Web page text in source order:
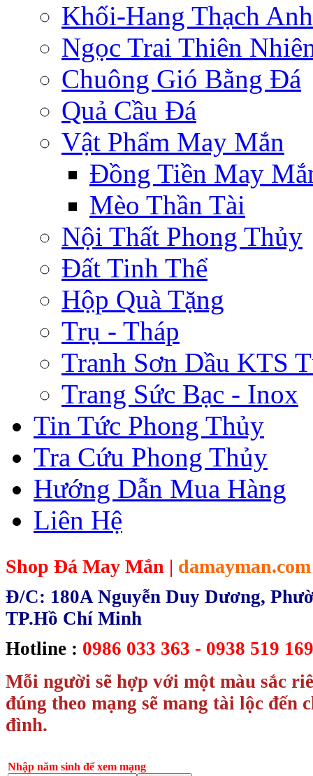
Khối-Hang Thạch Anh
Ngọc Trai Thiên
Chuông Gió Bằng Đá
Quả Cầu Đá
Vật Phẩm May Mắn
Đồng Tiền May
Mèo Thần Tài
Nội Thất Phong Thủy
Đất Tinh Thể
Hộp Quà Tặng
Trụ - Tháp
Tranh Sơn Dầu KTS
Trang Sức Bạc - Inox
Tin Tức Phong Thủy
Tra Cứu Phong Thủy
Hướng Dẫn Mua Hàng
Liên Hệ
Shop Đá May Mắn | damayman.com
Đ/C: 180A Nguyễn Duy Dương,
TP.Hồ Chí Minh
Hotline : 0986 033 363 - 0938 519
Mỗi người sẽ hợp với một màu sắc
đúng theo mạng sẽ mang tài lộc đến
đình.
Nhập năm sinh để xem mạng